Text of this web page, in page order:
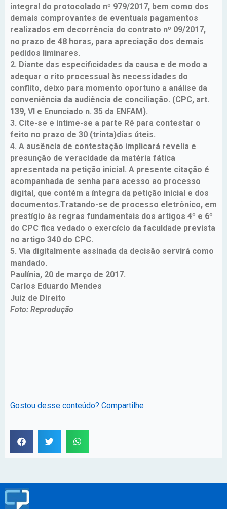
integral do protocolado nº 979/2017, bem como dos
demais comprovantes de eventuais pagamentos
realizados em decorrência do contrato nº 09/2017,
no prazo de 48 horas, para apreciação dos demais
pedidos liminares.
2. Diante das especificidades da causa e de modo a
adequar o rito processual às necessidades do
conflito, deixo para momento oportuno a análise da
conveniência da audiência de conciliação. (CPC, art.
139, VI e Enunciado n. 35 da ENFAM).
3. Cite-se e intime-se a parte Ré para contestar o
feito no prazo de 30 (trinta)dias úteis.
4. A ausência de contestação implicará revelia e
presunção de veracidade da matéria fática
apresentada na petição inicial. A presente citação é
acompanhada de senha para acesso ao processo
digital, que contém a íntegra da petição inicial e dos
documentos.Tratando-se de processo eletrônico, em
prestígio às regras fundamentais dos artigos 4º e 6º
do CPC fica vedado o exercício da faculdade prevista
no artigo 340 do CPC.
5. Via digitalmente assinada da decisão servirá como
mandado.
Paulínia, 20 de março de 2017.
Carlos Eduardo Mendes
Juiz de Direito
Foto: Reprodução
Gostou desse conteúdo? Compartilhe